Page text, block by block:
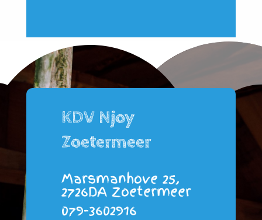
KDV Njoy
Zoetermeer
Marsmanhove 25,
2726DA Zoetermeer
079-3602916